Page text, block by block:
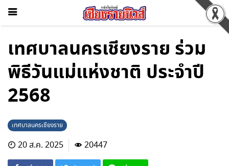
เทศบาลนครเชียงราย ร่วม
พิธีวันแม่แห่งชาติ ประจำปี
2568
เทศบาลนครเชียงราย
20 ส.ค. 2025
20447